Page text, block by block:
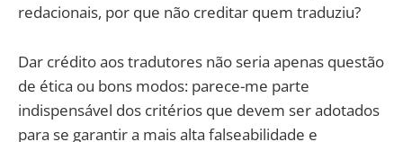
redacionais, por que não creditar quem traduziu?
Dar crédito aos tradutores não seria apenas questão
de ética ou bons modos: parece-me parte
indispensável dos critérios que devem ser adotados
para se garantir a mais alta falseabilidade e